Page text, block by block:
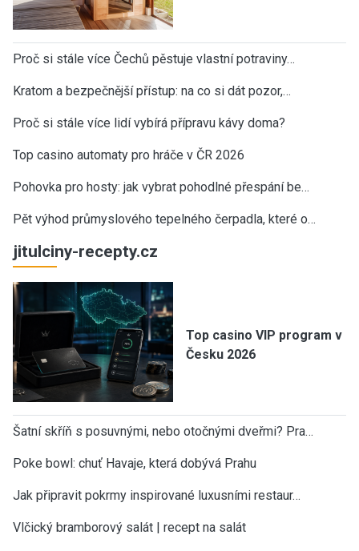
Proč si stále více Čechů pěstuje vlastní potraviny…
Kratom a bezpečnější přístup: na co si dát pozor,…
Proč si stále více lidí vybírá přípravu kávy doma?
Top casino automaty pro hráče v ČR 2026
Pohovka pro hosty: jak vybrat pohodlné přespání be…
Pět výhod průmyslového tepelného čerpadla, které o…
jitulciny-recepty.cz
Top casino VIP program v
Česku 2026
Šatní skříň s posuvnými, nebo otočnými dveřmi? Pra…
Poke bowl: chuť Havaje, která dobývá Prahu
Jak připravit pokrmy inspirované luxusními restaur…
Vlčický bramborový salát | recept na salát